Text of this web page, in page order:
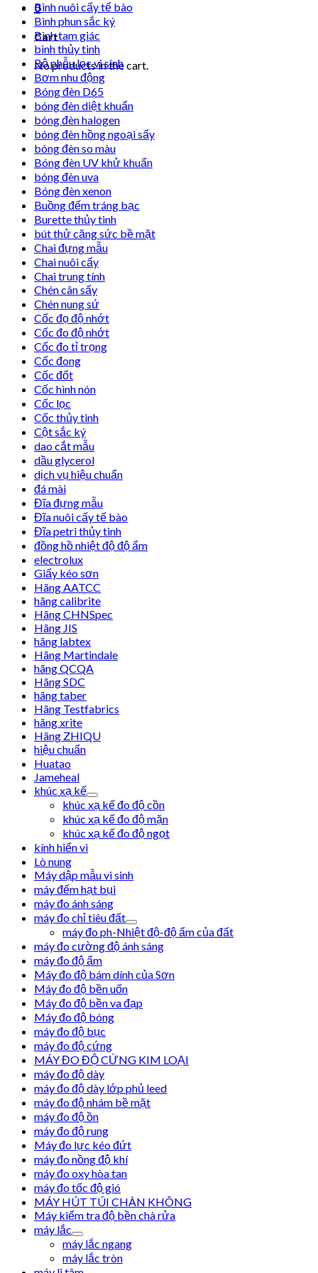
0
Cart
No products in the cart.
Bình nuôi cấy tế bào
Bình phun sắc ký
Bình tam giác
bình thủy tinh
Bộ phễu lọc vi sinh
Bơm nhu động
Bóng đèn D65
bóng đèn diệt khuẩn
bóng đèn halogen
bóng đèn hồng ngoại sấy
bóng đèn so màu
Bóng đèn UV khử khuẩn
bóng đèn uva
Bóng đèn xenon
Buồng đếm tráng bạc
Burette thủy tinh
bút thử căng sức bề mặt
Chai đựng mẫu
Chai nuôi cấy
Chai trung tính
Chén cân sấy
Chén nung sứ
Cốc đọ độ nhớt
Cốc đo độ nhớt
Cốc đo tỉ trọng
Cốc đong
Cốc đốt
Cốc hình nón
Cốc lọc
Cốc thủy tinh
Cột sắc ký
dao cắt mẫu
dầu glycerol
dịch vụ hiệu chuẩn
đá mài
Đĩa đựng mẫu
Đĩa nuôi cấy tế bào
Đĩa petri thủy tinh
đồng hồ nhiệt độ độ ẩm
electrolux
Giấy kéo sơn
Hãng AATCC
hãng calibrite
Hãng CHNSpec
Hãng JIS
hãng labtex
Hãng Martindale
hãng QCQA
Hãng SDC
hãng taber
Hãng Testfabrics
hãng xrite
Hãng ZHIQU
hiệu chuẩn
Huatao
Jameheal
khúc xạ kế
khúc xạ kế đo độ cồn
khúc xạ kế đo độ mặn
khúc xạ kế đo độ ngọt
kính hiển vi
Lò nung
Máy dập mẫu vi sinh
máy đếm hạt bụi
máy đo ánh sáng
máy đo chỉ tiêu đất
máy đo ph-Nhiệt độ-độ ẩm của đất
máy đo cường độ ánh sáng
máy đo độ ẩm
Máy đo độ bám dính của Sơn
Máy đo độ bền uốn
Máy đo độ bền va đạp
Máy đo độ bóng
máy đo độ bục
máy đo độ cứng
MÁY ĐO ĐỘ CỨNG KIM LOẠI
máy đo độ dày
máy đo độ dày lớp phủ leed
máy đo độ nhám bề mặt
máy đo độ ồn
máy đo độ rung
Máy đo lực kéo đứt
máy đo nồng độ khí
máy đo oxy hòa tan
máy đo tốc độ gió
MÁY HÚT TÚI CHÂN KHÔNG
Máy kiểm tra độ bền chà rửa
máy lắc
máy lắc ngang
máy lắc tròn